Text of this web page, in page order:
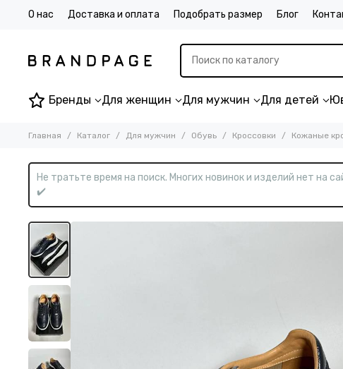
О нас Доставка и оплата Подобрать размер Блог
Бренды Для женщин Для мужчин Для детей
Главная Каталог Для мужчин Обувь Кроссовки Кожаные
Не тратьте время на поиск. Многих новинок и изделий нет на
✔️